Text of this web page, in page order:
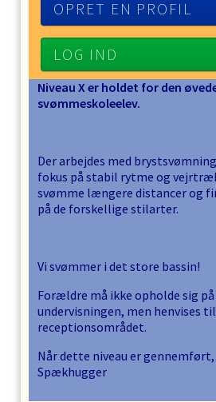
OPRET EN PROFIL
LOG IND
Niveau X er holdet for den
svømmeskoleelev.
Der arbejdes med
fokus på stabil rytme og
svømme længere distancer og
på de forskellige stilarter.
Vi svømmer i det store bassin!
Forældre må ikke opholde sig
undervisningen, men henvises til
receptionsområdet.
Når dette niveau er
Spækhugger